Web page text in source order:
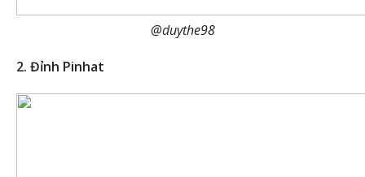
@duythe98
2. Đỉnh Pinhat